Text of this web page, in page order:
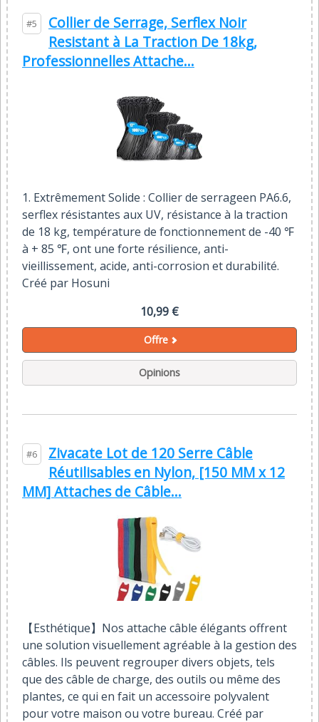
#5
Collier de Serrage, Serflex Noir
Resistant à La Traction De 18kg,
Professionnelles Attache...
1. Extrêmement Solide : Collier de serrageen PA6.6,
serflex résistantes aux UV, résistance à la traction
de 18 kg, température de fonctionnement de -40 ℉
à + 85 ℉, ont une forte résilience, anti-
vieillissement, acide, anti-corrosion et durabilité.
Créé par Hosuni
10,99 €
Offre
Opinions
#6
Zivacate Lot de 120 Serre Câble
Réutilisables en Nylon, [150 MM x 12
MM] Attaches de Câble...
【Esthétique】Nos attache câble élégants offrent
une solution visuellement agréable à la gestion des
câbles. Ils peuvent regrouper divers objets, tels
que des câble de charge, des outils ou même des
plantes, ce qui en fait un accessoire polyvalent
pour votre maison ou votre bureau. Créé par